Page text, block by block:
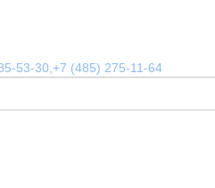
53-30,+7 (485) 275-11-64